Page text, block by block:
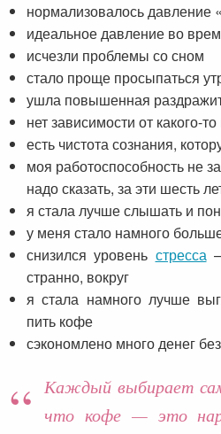
нормализовалось давление
идеальное давление во
исчезли проблемы со сном
стало проще просыпаться
ушла повышенная
нет зависимости от какого-
есть чистота сознания,
моя работоспособность не
надо сказать, за эти шесть
я стала лучше слышать и
у меня стало намного
снизился уровень стресса—
странно, вокруг
я стала намного лучше
пить кофе
сэкономлено много денег
Каждый выбирает
что кофе — это